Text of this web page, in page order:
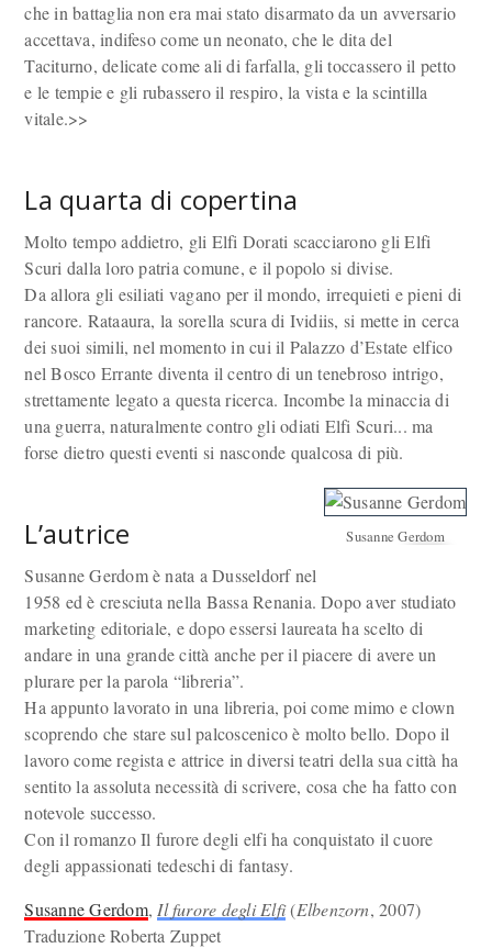
che in battaglia non era mai stato disarmato da un avversario
accettava, indifeso come un neonato, che le dita del
Taciturno, delicate come ali di farfalla, gli toccassero il petto
e le tempie e gli rubassero il respiro, la vista e la scintilla
vitale.>>
La quarta di copertina
Molto tempo addietro, gli Elfi Dorati scacciarono gli Elfi
Scuri dalla loro patria comune, e il popolo si divise.
Da allora gli esiliati vagano per il mondo, irrequieti e pieni di
rancore. Rataaura, la sorella scura di Ividiis, si mette in cerca
dei suoi simili, nel momento in cui il Palazzo d’Estate elfico
nel Bosco Errante diventa il centro di un tenebroso intrigo,
strettamente legato a questa ricerca. Incombe la minaccia di
una guerra, naturalmente contro gli odiati Elfi Scuri... ma
forse dietro questi eventi si nasconde qualcosa di più.
Susanne Gerdom
L’autrice
Susanne Gerdom è nata a Dusseldorf nel
1958 ed è cresciuta nella Bassa Renania. Dopo aver studiato
marketing editoriale, e dopo essersi laureata ha scelto di
andare in una grande città anche per il piacere di avere un
plurare per la parola “libreria”.
Ha appunto lavorato in una libreria, poi come mimo e clown
scoprendo che stare sul palcoscenico è molto bello. Dopo il
lavoro come regista e attrice in diversi teatri della sua città ha
sentito la assoluta necessità di scrivere, cosa che ha fatto con
notevole successo.
Con il romanzo Il furore degli elfi ha conquistato il cuore
degli appassionati tedeschi di fantasy.
Susanne Gerdom, Il furore degli Elfi(Elbenzorn, 2007)
Traduzione Roberta Zuppet